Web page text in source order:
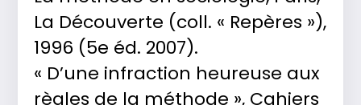
La Découverte (coll. « Repères »),
1996 (5e éd. 2007).
« D’une infraction heureuse aux
règles de la méthode », Cahiers